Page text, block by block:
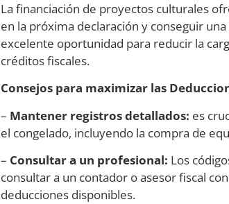
La financiación de proyectos culturales
en la próxima declaración y conseguir
excelente oportunidad para reducir la
créditos fiscales.
Consejos para maximizar las
– Mantener registros detallados: es
el congelado, incluyendo la compra de
– Consultar a un profesional: Los
consultar a un contador o asesor fiscal
deducciones disponibles.